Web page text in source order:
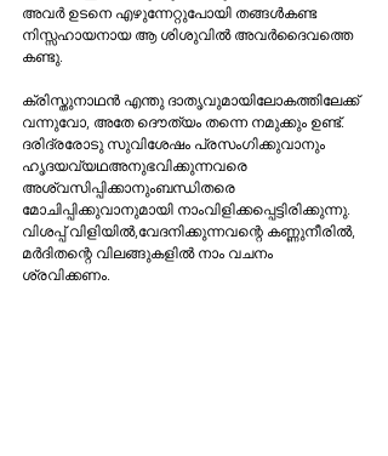
അവര്‍ ഉടനെ എഴുന്നേറ്റുപോയി തങ്ങള്‍കണ്ട
നിസ്സഹായനായ ആ ശിശുവില്‍ അവര്‍ദൈവത്തെ
കണ്ടു.
ക്രിസ്തുനാഥന്‍ എന്തു ദാതൃവുമായിലോകത്തിലേക്ക്‌
വന്നുവോ, അതേ ദൌത്യം തന്നെ നമുക്കും ഉണ്ട്‌.
ദരിദ്രരോടു സുവിശേഷം പ്രസംഗിക്കുവാനും
ഹൃദയവ്യഥഅനുഭവിക്കുന്നവരെ
അശ്വസിപ്പിക്കാനുംബന്ധിതരെ
മോചിപ്പിക്കുവാനുമായി നാംവിളിക്കപ്പെട്ടിരിക്കുന്നു.
വിശപ്പ്‌ വിളിയില്‍,വേദനിക്കുന്നവന്റെ കണ്ണുനീരില്‍,
മര്‍ദിതന്റെ വിലങ്ങുകളില്‍ നാം വചനം
ശ്രവിക്കണം.